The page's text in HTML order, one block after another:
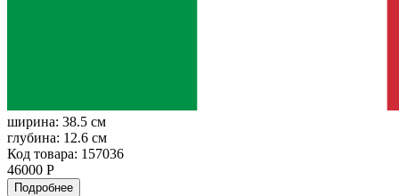
ширина: 38.5 см
глубина: 12.6 см
Код товара: 157036
46000 Р
Подробнее